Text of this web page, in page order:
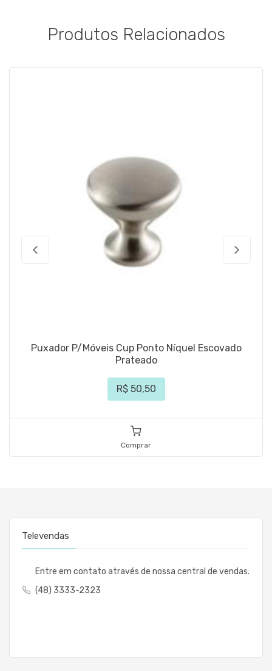
Produtos Relacionados
Puxador P/Móveis Cup Ponto Níquel Escovado
Prateado
R$ 50,50
Comprar
Televendas
Entre em contato através de nossa central de vendas.
(48) 3333-2323